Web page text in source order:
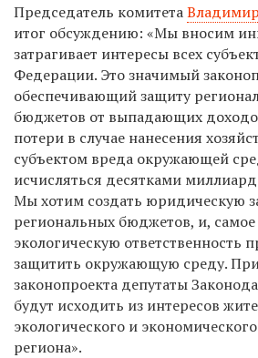
Председатель комитета
итог обсуждению: «Мы вносим
затрагивает интересы всех
Федерации. Это значимый
обеспечивающий защиту
бюджетов от выпадающих
потери в случае нанесения
субъектом вреда окружающей
исчисляться десятками
Мы хотим создать юридическую
региональных бюджетов, и,
экологическую ответственность
защитить окружающую среду.
законопроекта депутаты
будут исходить из интересов
экологического и
региона».